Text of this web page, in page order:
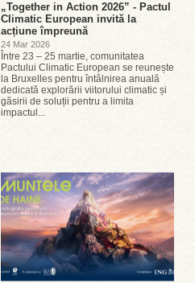
„Together in Action 2026” - Pactul
Climatic European invită la
acțiune împreună
24 Mar 2026
Între 23 – 25 martie, comunitatea
Pactului Climatic European se reunește
la Bruxelles pentru întâlnirea anuală
dedicată explorării viitorului climatic și
găsirii de soluții pentru a limita
impactul...